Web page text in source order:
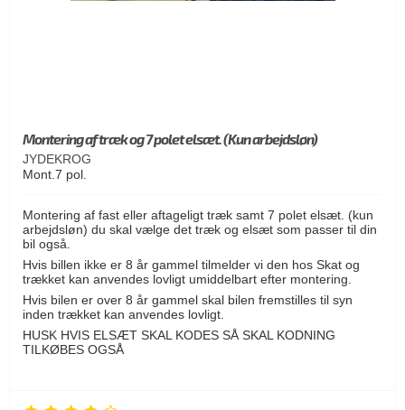
Montering af træk og 7 polet elsæt. (Kun arbejdsløn)
JYDEKROG
Mont.7 pol.
Montering af fast eller aftageligt træk samt 7 polet elsæt. (kun
arbejdsløn) du skal vælge det træk og elsæt som passer til din
bil også.
Hvis billen ikke er 8 år gammel tilmelder vi den hos Skat og
trækket kan anvendes lovligt umiddelbart efter montering.
Hvis bilen er over 8 år gammel skal bilen fremstilles til syn
inden trækket kan anvendes lovligt.
HUSK HVIS ELSÆT SKAL KODES SÅ SKAL KODNING
TILKØBES OGSÅ